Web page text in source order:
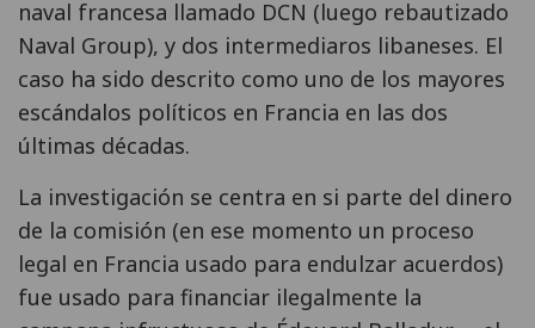
naval francesa llamado DCN (luego rebautizado
Naval Group), y dos intermediaros libaneses. El
caso ha sido descrito como uno de los mayores
escándalos políticos en Francia en las dos
últimas décadas.
La investigación se centra en si parte del dinero
de la comisión (en ese momento un proceso
legal en Francia usado para endulzar acuerdos)
fue usado para financiar ilegalmente la